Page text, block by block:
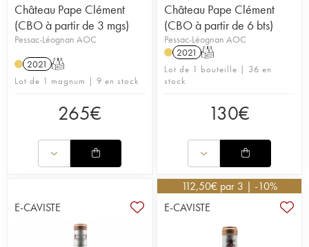
Château Pape Clément
(CBO à partir de 3 mgs)
Pessac-Léognan AOC
2021 T
Lot de 1 magnum | 9 en stock
265€
Château Pape Clément
(CBO à partir de 6 bts)
Pessac-Léognan AOC
2021 T
Lot de 1 bouteille | 36 en
stock
130€
E-CAVISTE
112,50€ par 3 | -10%
E-CAVISTE